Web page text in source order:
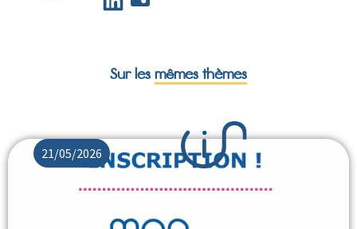
Sur les mêmes thèmes
21/05/2026